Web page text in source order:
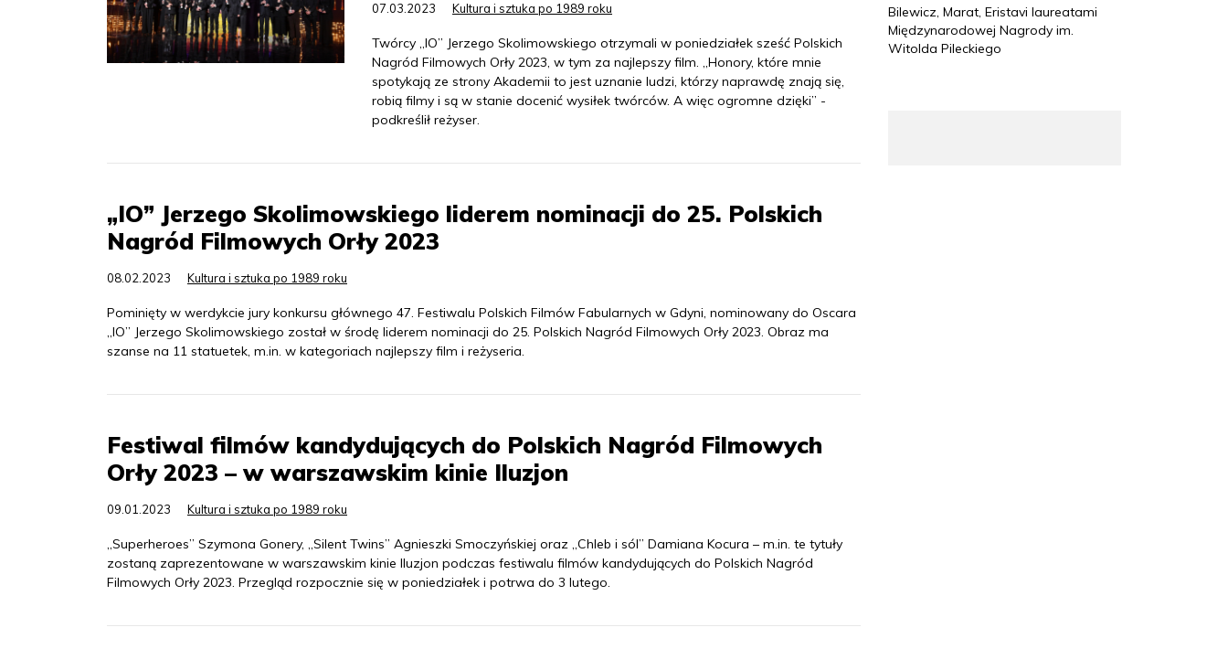
07.03.2023 Kultura i sztuka po 1989 roku
Twórcy „IO” Jerzego Skolimowskiego otrzymali w poniedziałek sześć Polskich
Nagród Filmowych Orły 2023, w tym za najlepszy film. „Honory, które mnie
spotykają ze strony Akademii to jest uznanie ludzi, którzy naprawdę znają się,
robią filmy i są w stanie docenić wysiłek twórców. A więc ogromne dzięki” -
podkreślił reżyser.
„IO” Jerzego Skolimowskiego liderem nominacji do 25. Polskich
Nagród Filmowych Orły 2023
08.02.2023 Kultura i sztuka po 1989 roku
Pominięty w werdykcie jury konkursu głównego 47. Festiwalu Polskich Filmów Fabularnych w Gdyni, nominowany do Oscara
„IO” Jerzego Skolimowskiego został w środę liderem nominacji do 25. Polskich Nagród Filmowych Orły 2023. Obraz ma
szanse na 11 statuetek, m.in. w kategoriach najlepszy film i reżyseria.
Festiwal filmów kandydujących do Polskich Nagród Filmowych
Orły 2023 – w warszawskim kinie Iluzjon
09.01.2023 Kultura i sztuka po 1989 roku
„Superheroes” Szymona Gonery, „Silent Twins” Agnieszki Smoczyńskiej oraz „Chleb i sól” Damiana Kocura – m.in. te tytuły
zostaną zaprezentowane w warszawskim kinie Iluzjon podczas festiwalu filmów kandydujących do Polskich Nagród
Filmowych Orły 2023. Przegląd rozpocznie się w poniedziałek i potrwa do 3 lutego.
Bilewicz, Marat, Eristavi laureatami
Międzynarodowej Nagrody im.
Witolda Pileckiego